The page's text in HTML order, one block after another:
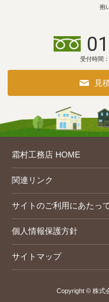
抱
受付時間
見
霜村工務店 HOME
関連リンク
サイトのご利用にあたって
個人情報保護方針
サイトマップ
Copyright © 株式